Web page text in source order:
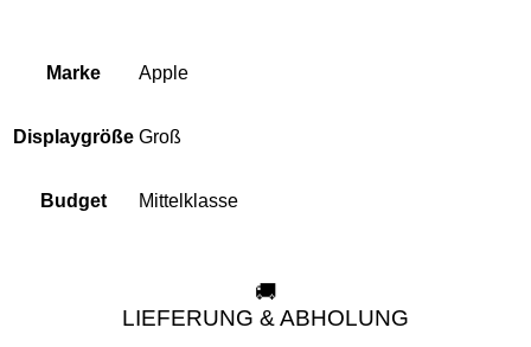
Marke Apple
Displaygröße Groß
Budget Mittelklasse
🚚
LIEFERUNG & ABHOLUNG